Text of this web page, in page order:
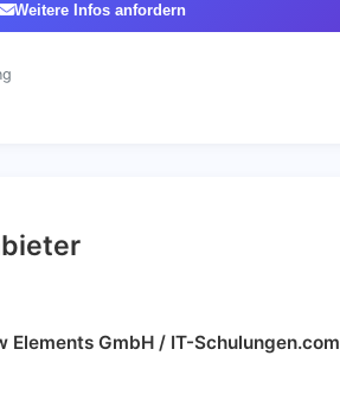
Weitere Infos anfordern
Elements GmbH / IT-Schulungen.com